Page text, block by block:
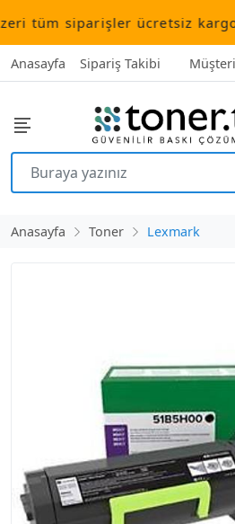
tüm siparişler ücretsiz kargo
Anasayfa Sipariş Takibi
Anasayfa Toner Lexmark